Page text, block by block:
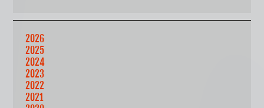
2026
2025
2024
2023
2022
2021